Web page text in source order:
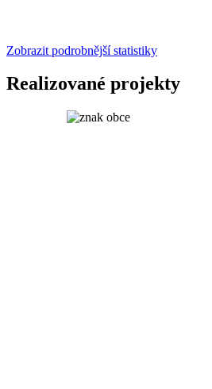
Zobrazit podrobnější statistiky
Realizované projekty